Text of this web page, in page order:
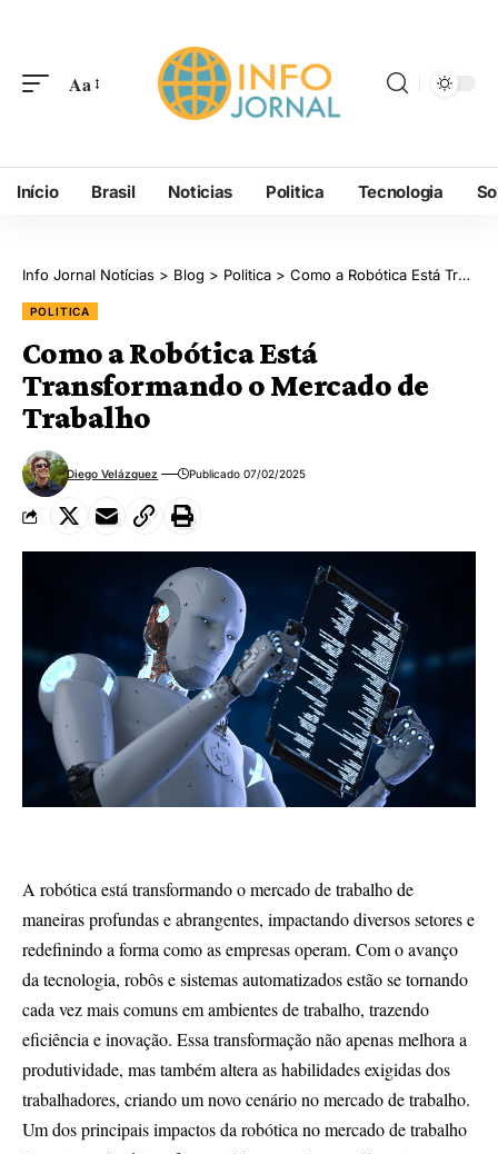
Aa
Início Brasil Noticias Politica Tecnologia
Info Jornal Notícias > Blog > Politica > Como a Robótica Está Transformando o Mercado de Trabalho
POLITICA
Como a Robótica Está
Transformando o Mercado de
Trabalho
Diego Velázquez Publicado 07/02/2025
A robótica está transformando o mercado de trabalho de
maneiras profundas e abrangentes, impactando diversos setores e
redefinindo a forma como as empresas operam. Com o avanço
da tecnologia, robôs e sistemas automatizados estão se tornando
cada vez mais comuns em ambientes de trabalho, trazendo
eficiência e inovação. Essa transformação não apenas melhora a
produtividade, mas também altera as habilidades exigidas dos
trabalhadores, criando um novo cenário no mercado de trabalho.
Um dos principais impactos da robótica no mercado de trabalho